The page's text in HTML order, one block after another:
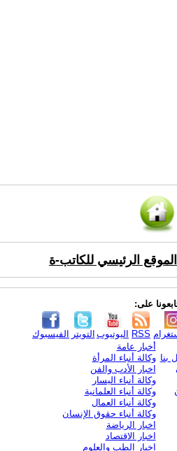
الموقع الرئيسي للكاتب-ة
على:
الفيسبوك التويتر اليوتيوب RSS
بنا
أخبار عامة
وكالة أنباء المرأة
اخبار الأدب والفن
وكالة أنباء اليسار
وكالة أنباء العلمانية
وكالة أنباء العمال
وكالة أنباء حقوق الإنسان
اخبار الرياضة
اخبار الاقتصاد
اخبار الطب والعلوم